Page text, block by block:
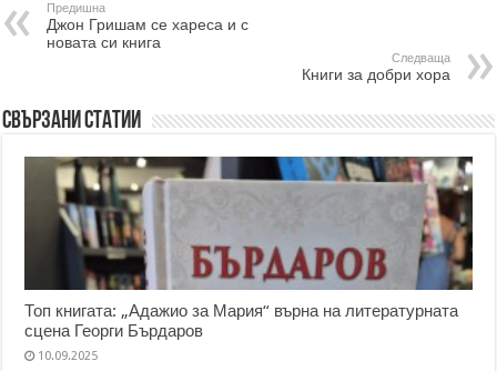
Предишна
Джон Гришам се хареса и с
новата си книга
Следваща
Книги за добри хора
Свързани статии
Топ книгата: „Адажио за Мария“ върна на литературната
сцена Георги Бърдаров
10.09.2025